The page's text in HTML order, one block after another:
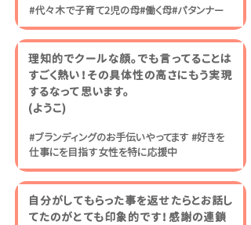
#代々木で子育て2児の母#働く母#パタンナー
理知的でクールな顔。でも言ってることは
すごく熱い！その具体性の高さにもう実現
するなって思います。
​(ようこ)
#ブランディングのお手伝いやってます #好きを
仕事にを目指す女性を特に応援中
自分がしてもらった事を返せたらとお話し
てたのがとても印象的です！感謝の連鎖